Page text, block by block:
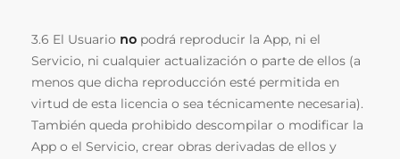
3.6 El Usuario no podrá reproducir la App, ni el
Servicio, ni cualquier actualización o parte de ellos (a
menos que dicha reproducción esté permitida en
virtud de esta licencia o sea técnicamente necesaria).
También queda prohibido descompilar o modificar la
App o el Servicio, crear obras derivadas de ellos y